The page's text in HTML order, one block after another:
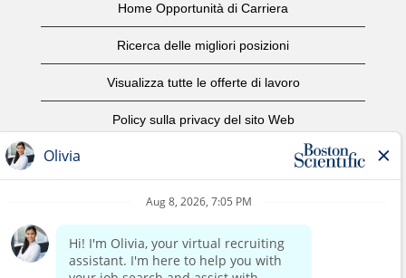
Home Opportunità di Carriera
Ricerca delle migliori posizioni
Visualizza tutte le offerte di lavoro
Policy sulla privacy del sito Web
Home Corporate